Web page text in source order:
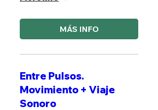
MÁS INFO
Entre Pulsos.
Movimiento + Viaje
Sonoro